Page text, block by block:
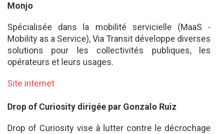
Monjo
Spécialisée dans la mobilité servicielle (MaaS -
Mobility as a Service), Via Transit développe diverses
solutions pour les collectivités publiques, les
opérateurs et leurs usages.
Site internet
Drop of Curiosity dirigée par Gonzalo Ruiz
Drop of Curiosity vise à lutter contre le décrochage